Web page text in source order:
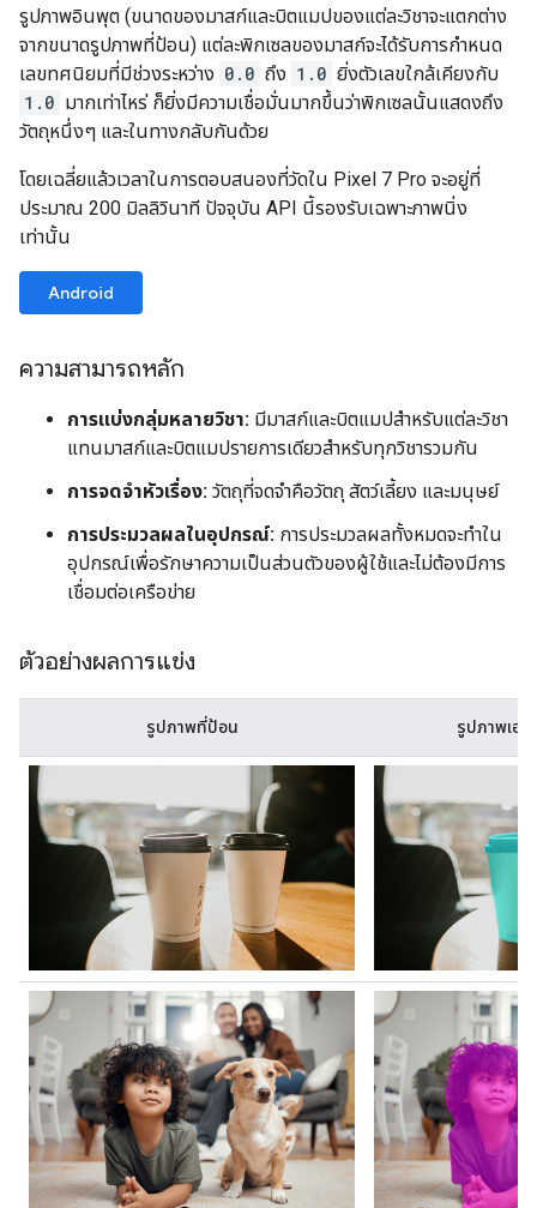
รูปภาพอินพุต (ขนาดของมาสก์และบิตแมปของแต่ละวิชาจะแตกต่าง
จากขนาดรูปภาพที่ป้อน) แต่ละพิกเซลของมาสก์จะได้รับการกำหนด
เลขทศนิยมที่มีช่วงระหว่าง 0.0 ถึง 1.0 ยิ่งตัวเลขใกล้เคียงกับ
1.0 มากเท่าไหร่ ก็ยิ่งมีความเชื่อมั่นมากขึ้นว่าพิกเซลนั้นแสดงถึง
วัตถุหนึ่งๆ และในทางกลับกันด้วย
โดยเฉลี่ยแล้วเวลาในการตอบสนองที่วัดใน Pixel 7 Pro จะอยู่ที่
ประมาณ 200 มิลลิวินาที ปัจจุบัน API นี้รองรับเฉพาะภาพนิ่ง
เท่านั้น
Android
ความสามารถหลัก
การแบ่งกลุ่มหลายวิชา: มีมาสก์และบิตแมปสำหรับแต่ละวิชา
แทนมาสก์และบิตแมปรายการเดียวสําหรับทุกวิชารวมกัน
การจดจำหัวเรื่อง: วัตถุที่จดจำคือวัตถุ สัตว์เลี้ยง และมนุษย์
การประมวลผลในอุปกรณ์: การประมวลผลทั้งหมดจะทำใน
อุปกรณ์เพื่อรักษาความเป็นส่วนตัวของผู้ใช้และไม่ต้องมีการ
เชื่อมต่อเครือข่าย
ตัวอย่างผลการแข่ง
รูปภาพที่ป้อน รูปภาพเอ